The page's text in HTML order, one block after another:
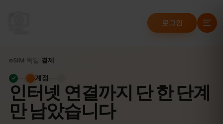
로그인
eSIM 독일 결제
인터넷 연결까지 단 한 단계
만 남았습니다
계정